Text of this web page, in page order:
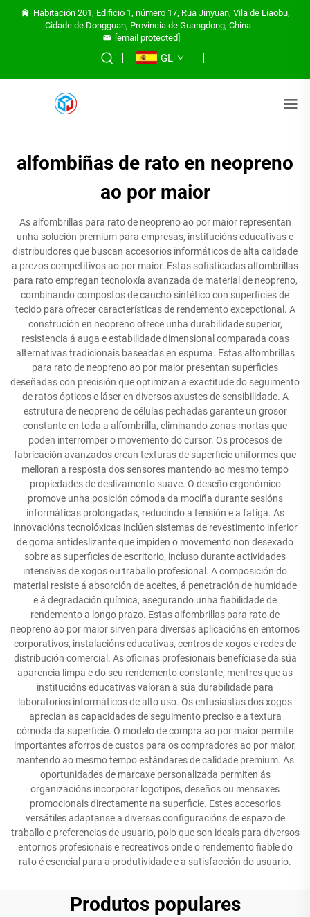
Habitación 201, Edificio 1, número 17, Rúa Jinyuan, Vila de Liaobu,
Cidade de Dongguan, Provincia de Guangdong, China
[email protected]
GL
alfombiñas de rato en neopreno
ao por maior
As alfombrillas para rato de neopreno ao por maior representan
unha solución premium para empresas, institucións educativas e
distribuidores que buscan accesorios informáticos de alta calidade
a prezos competitivos ao por maior. Estas sofisticadas alfombrillas
para rato empregan tecnoloxía avanzada de material de neopreno,
combinando compostos de caucho sintético con superficies de
tecido para ofrecer características de rendemento excepctional. A
construción en neopreno ofrece unha durabilidade superior,
resistencia á auga e estabilidade dimensional comparada coas
alternativas tradicionais baseadas en espuma. Estas alfombrillas
para rato de neopreno ao por maior presentan superficies
deseñadas con precisión que optimizan a exactitude do seguimento
de ratos ópticos e láser en diversos axustes de sensibilidade. A
estrutura de neopreno de células pechadas garante un grosor
constante en toda a alfombrilla, eliminando zonas mortas que
poden interromper o movemento do cursor. Os procesos de
fabricación avanzados crean texturas de superficie uniformes que
melloran a resposta dos sensores mantendo ao mesmo tempo
propiedades de deslizamento suave. O deseño ergonómico
promove unha posición cómoda da mociña durante sesións
informáticas prolongadas, reducindo a tensión e a fatiga. As
innovacións tecnolóxicas inclúen sistemas de revestimento inferior
de goma antideslizante que impiden o movemento non desexado
sobre as superficies de escritorio, incluso durante actividades
intensivas de xogos ou traballo profesional. A composición do
material resiste á absorción de aceites, á penetración de humidade
e á degradación química, asegurando unha fiabilidade de
rendemento a longo prazo. Estas alfombrillas para rato de
neopreno ao por maior sirven para diversas aplicacións en entornos
corporativos, instalacións educativas, centros de xogos e redes de
distribución comercial. As oficinas profesionais benefíciase da súa
aparencia limpa e do seu rendemento constante, mentres que as
institucións educativas valoran a súa durabilidade para
laboratorios informáticos de alto uso. Os entusiastas dos xogos
aprecian as capacidades de seguimento preciso e a textura
cómoda da superficie. O modelo de compra ao por maior permite
importantes aforros de custos para os compradores ao por maior,
mantendo ao mesmo tempo estándares de calidade premium. As
oportunidades de marcaxe personalizada permiten ás
organizacións incorporar logotipos, deseños ou mensaxes
promocionais directamente na superficie. Estes accesorios
versátiles adaptanse a diversas configuracións de espazo de
traballo e preferencias de usuario, polo que son ideais para diversos
entornos profesionais e recreativos onde o rendemento fiable do
rato é esencial para a produtividade e a satisfacción do usuario.
Produtos populares